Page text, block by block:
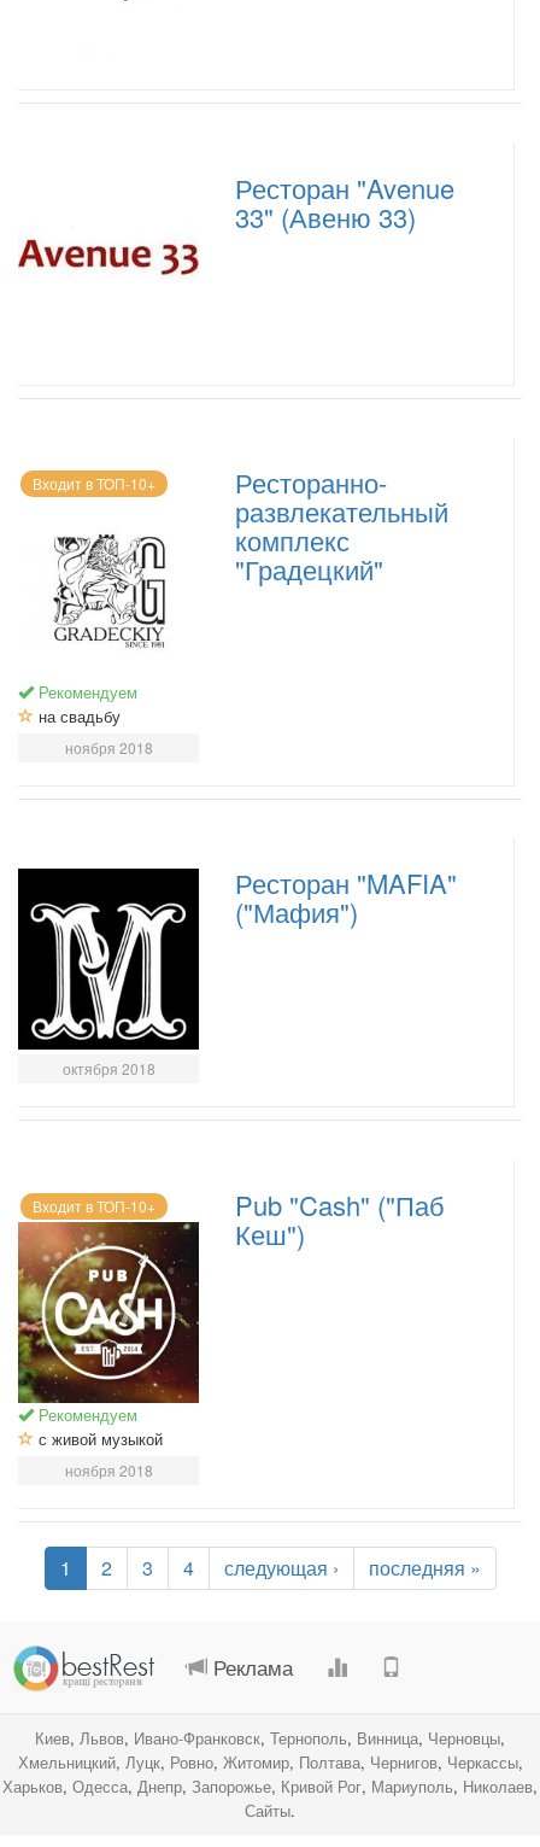
Ресторан "Avenue
33" (Авеню 33)
Входит в ТОП-10+
Рекомендуем
на свадьбу
ноября 2018
Ресторанно-
развлекательный
комплекс
"Градецкий"
октября 2018
Ресторан "MAFIA"
("Мафия")
Входит в ТОП-10+
Рекомендуем
с живой музыкой
ноября 2018
Pub "Cash" ("Паб
Кеш")
1 2 3 4 следующая › последняя »
Реклама
Киев, Львов, Ивано-Франковск, Тернополь, Винница, Черновцы,
Хмельницкий, Луцк, Ровно, Житомир, Полтава, Чернигов, Черкассы,
Харьков, Одесса, Днепр, Запорожье, Кривой Рог, Мариуполь, Николаев,
Сайты.